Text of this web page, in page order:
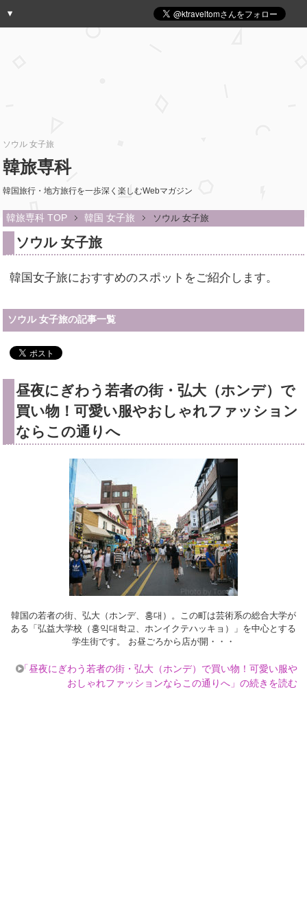
ソウル 女子旅
韓旅専科
韓国旅行・地方旅行を一歩深く楽しむWebマガジン
韓旅専科 TOP 韓国 女子旅 ソウル 女子旅
ソウル 女子旅
韓国女子旅におすすめのスポットをご紹介します。
ソウル 女子旅の記事一覧
昼夜にぎわう若者の街・弘大（ホンデ）で
買い物！可愛い服やおしゃれファッション
ならこの通りへ
韓国の若者の街、弘大（ホンデ、홍대）。この町は芸術系の総合大学が
ある「弘益大学校（홍익대학교、ホンイクテハッキョ）」を中心とする
学生街です。 お昼ごろから店が開・・・
「昼夜にぎわう若者の街・弘大（ホンデ）で買い物！可愛い服や
おしゃれファッションならこの通りへ」の続きを読む